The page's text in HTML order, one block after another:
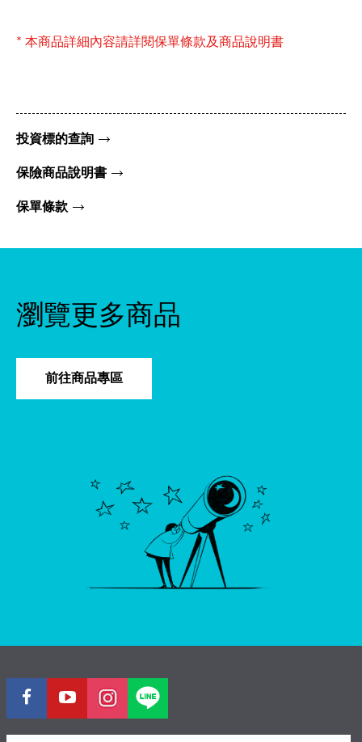
* 本商品詳細內容請詳閱保單條款及商品說明書
投資標的查詢
保險商品說明書
保單條款
瀏覽更多商品
前往商品專區